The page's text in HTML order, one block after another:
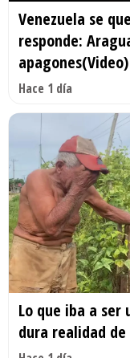
Venezuela se
responde:
apagones(Video)
Hace 1 día
Lo que iba a
dura realidad de